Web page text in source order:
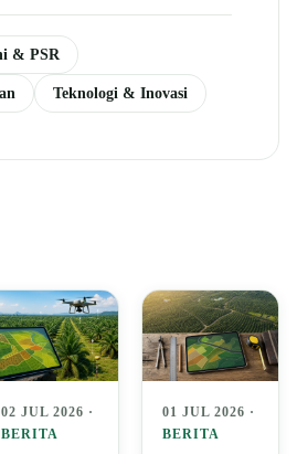
& PSR
Teknologi & Inovasi
02 JUL 2026 ·
BERITA
01 JUL 2026 ·
BERITA